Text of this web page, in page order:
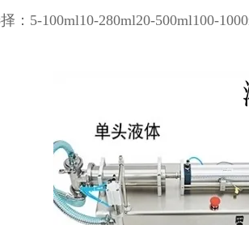
：5-100ml10-280ml20-500ml100-